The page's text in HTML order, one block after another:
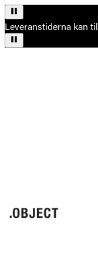
Leveranstiderna kan